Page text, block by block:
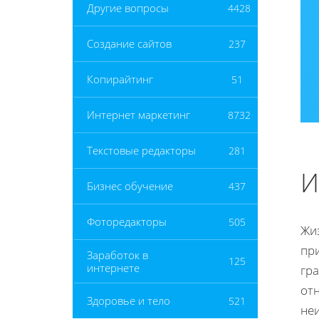
Другие вопросы 4428
Создание сайтов 237
Копирайтинг 51
Интернет маркетинг 8732
Текстовые редакторы 281
Бизнес обучение 437
Фоторедакторы 505
Заработок в
интернете
125
Здоровье и тело 521